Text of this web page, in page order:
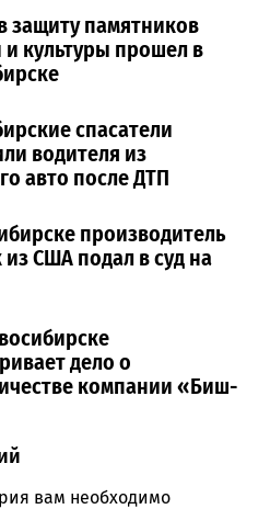
защиту памятников
и культуры прошел в
спасатели
водителя из
авто после ДТП
производитель
из США подал в суд на
дело о
компании «Биш-
вам необходимо